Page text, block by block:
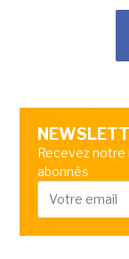
Recevez
abonnés